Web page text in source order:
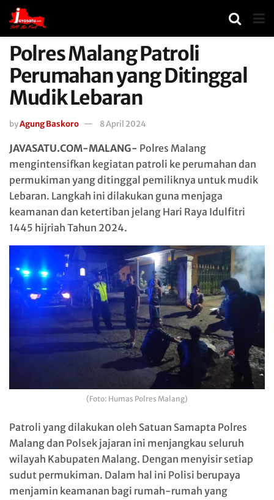
Polres Malang Patroli
Perumahan yang Ditinggal
Mudik Lebaran
byAgung Baskoro 8 April 2024
JAVASATU.COM-MALANG- Polres Malang
mengintensifkan kegiatan patroli ke perumahan dan
permukiman yang ditinggal pemiliknya untuk mudik
Lebaran. Langkah ini dilakukan guna menjaga
keamanan dan ketertiban jelang Hari Raya Idulfitri
1445 hijriah Tahun 2024.
(Foto: Humas Polres Malang)
Patroli yang dilakukan oleh Satuan Samapta Polres
Malang dan Polsek jajaran ini menjangkau seluruh
wilayah Kabupaten Malang. Dengan menyisir setiap
sudut permukiman. Dalam hal ini Polisi berupaya
menjamin keamanan bagi rumah-rumah yang